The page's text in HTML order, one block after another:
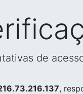
de
,